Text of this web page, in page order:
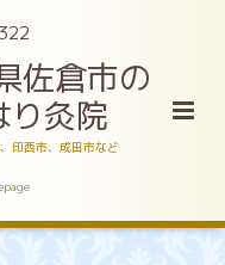
佐倉市の
り灸院
印西市、成田市など